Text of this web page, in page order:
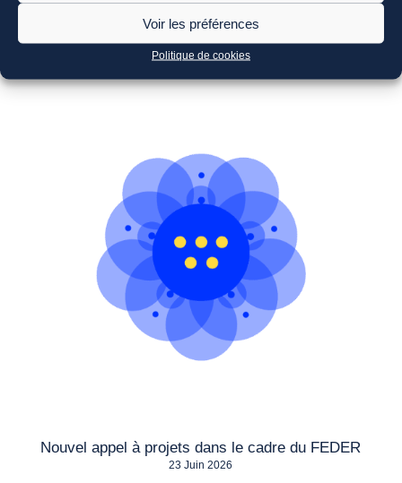
Voir les préférences
Politique de cookies
Nouvel appel à projets dans le cadre du FEDER
23 Juin 2026